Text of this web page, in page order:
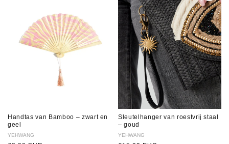
Handtas van Bamboo – zwart en
geel
Verkoper:
YEHWANG
Sleutelhanger van roestvrij staal
– goud
Verkoper:
YEHWANG